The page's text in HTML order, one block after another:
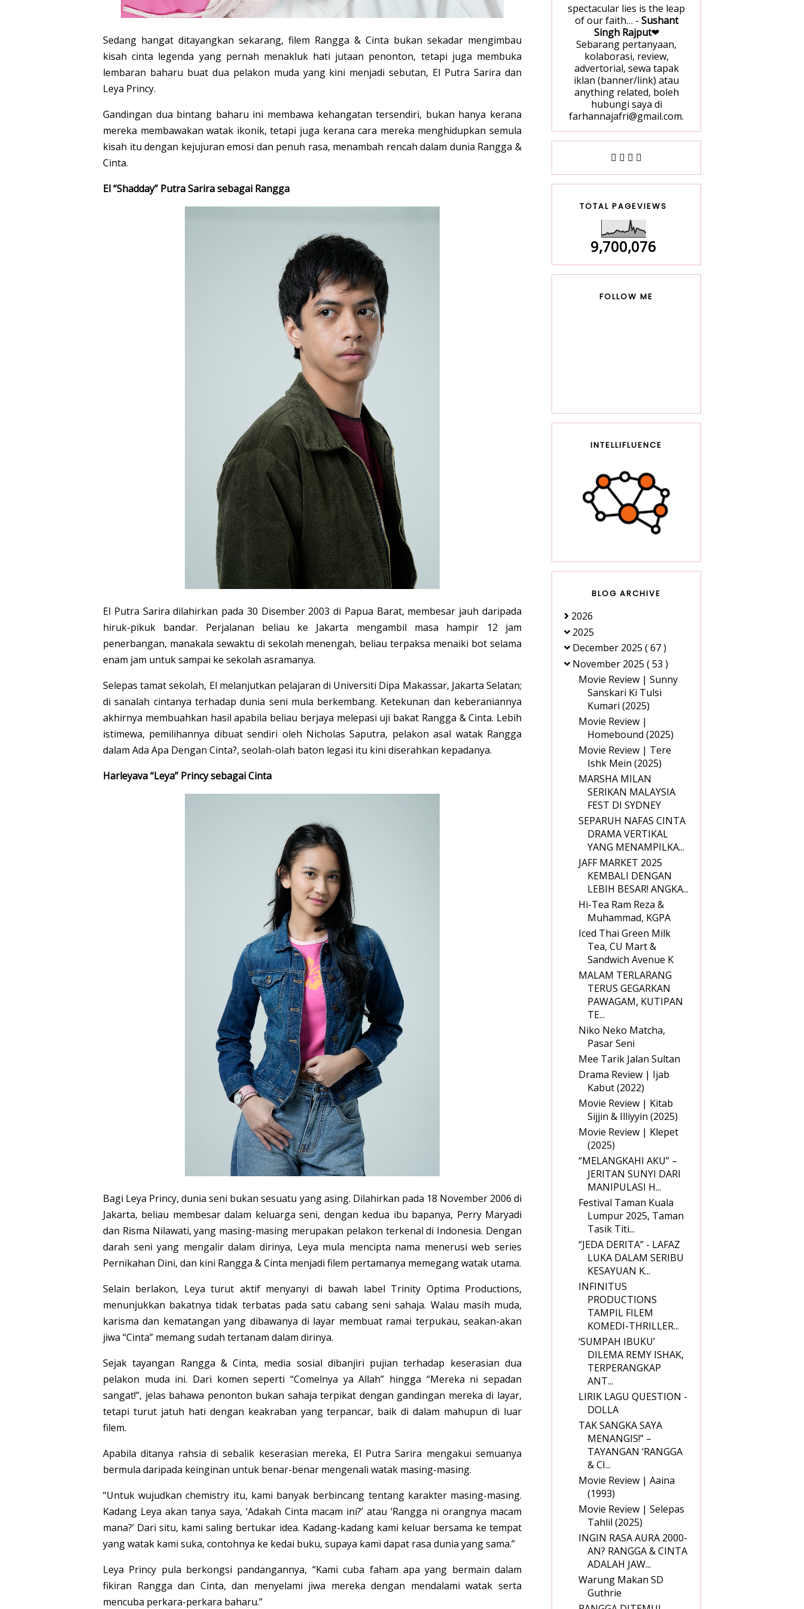
Sedang hangat ditayangkan sekarang, filem Rangga & Cinta bukan sekadar mengimbau
kisah cinta legenda yang pernah menakluk hati jutaan penonton, tetapi juga membuka
lembaran baharu buat dua pelakon muda yang kini menjadi sebutan, El Putra Sarira dan
Leya Princy.
Gandingan dua bintang baharu ini membawa kehangatan tersendiri, bukan hanya kerana
mereka membawakan watak ikonik, tetapi juga kerana cara mereka menghidupkan semula
kisah itu dengan kejujuran emosi dan penuh rasa, menambah rencah dalam dunia Rangga &
Cinta.
El “Shadday” Putra Sarira sebagai Rangga
El Putra Sarira dilahirkan pada 30 Disember 2003 di Papua Barat, membesar jauh daripada
hiruk-pikuk bandar. Perjalanan beliau ke Jakarta mengambil masa hampir 12 jam
penerbangan, manakala sewaktu di sekolah menengah, beliau terpaksa menaiki bot selama
enam jam untuk sampai ke sekolah asramanya.
Selepas tamat sekolah, El melanjutkan pelajaran di Universiti Dipa Makassar, Jakarta Selatan;
di sanalah cintanya terhadap dunia seni mula berkembang. Ketekunan dan keberaniannya
akhirnya membuahkan hasil apabila beliau berjaya melepasi uji bakat Rangga & Cinta. Lebih
istimewa, pemilihannya dibuat sendiri oleh Nicholas Saputra, pelakon asal watak Rangga
dalam Ada Apa Dengan Cinta?, seolah-olah baton legasi itu kini diserahkan kepadanya.
Harleyava “Leya” Princy sebagai Cinta
Bagi Leya Princy, dunia seni bukan sesuatu yang asing. Dilahirkan pada 18 November 2006 di
Jakarta, beliau membesar dalam keluarga seni, dengan kedua ibu bapanya, Perry Maryadi
dan Risma Nilawati, yang masing-masing merupakan pelakon terkenal di Indonesia. Dengan
darah seni yang mengalir dalam dirinya, Leya mula mencipta nama menerusi web series
Pernikahan Dini, dan kini Rangga & Cinta menjadi filem pertamanya memegang watak utama.
Selain berlakon, Leya turut aktif menyanyi di bawah label Trinity Optima Productions,
menunjukkan bakatnya tidak terbatas pada satu cabang seni sahaja. Walau masih muda,
karisma dan kematangan yang dibawanya di layar membuat ramai terpukau, seakan-akan
jiwa “Cinta” memang sudah tertanam dalam dirinya.
Sejak tayangan Rangga & Cinta, media sosial dibanjiri pujian terhadap keserasian dua
pelakon muda ini. Dari komen seperti “Comelnya ya Allah” hingga “Mereka ni sepadan
sangat!”, jelas bahawa penonton bukan sahaja terpikat dengan gandingan mereka di layar,
tetapi turut jatuh hati dengan keakraban yang terpancar, baik di dalam mahupun di luar
filem.
Apabila ditanya rahsia di sebalik keserasian mereka, El Putra Sarira mengakui semuanya
bermula daripada keinginan untuk benar-benar mengenali watak masing-masing.
“Untuk wujudkan chemistry itu, kami banyak berbincang tentang karakter masing-masing.
Kadang Leya akan tanya saya, ‘Adakah Cinta macam ini?’ atau ‘Rangga ni orangnya macam
mana?’ Dari situ, kami saling bertukar idea. Kadang-kadang kami keluar bersama ke tempat
yang watak kami suka, contohnya ke kedai buku, supaya kami dapat rasa dunia yang sama.”
Leya Princy pula berkongsi pandangannya, “Kami cuba faham apa yang bermain dalam
fikiran Rangga dan Cinta, dan menyelami jiwa mereka dengan mendalami watak serta
mencuba perkara-perkara baharu.”
spectacular lies is the leap
of our faith… - Sushant
Singh Rajput❤
Sebarang pertanyaan,
kolaborasi, review,
advertorial, sewa tapak
iklan (banner/link) atau
anything related, boleh
hubungi saya di
farhannajafri@gmail.com.
TOTAL PAGEVIEWS
9,700,076
FOLLOW ME
INTELLIFLUENCE
BLOG ARCHIVE
2026
2025
December 2025 ( 67 )
November 2025 ( 53 )
Movie Review | Sunny
Sanskari Ki Tulsi
Kumari (2025)
Movie Review |
Homebound (2025)
Movie Review | Tere
Ishk Mein (2025)
MARSHA MILAN
SERIKAN MALAYSIA
FEST DI SYDNEY
SEPARUH NAFAS CINTA
DRAMA VERTIKAL
YANG MENAMPILKA...
JAFF MARKET 2025
KEMBALI DENGAN
LEBIH BESAR! ANGKA...
Hi-Tea Ram Reza &
Muhammad, KGPA
Iced Thai Green Milk
Tea, CU Mart &
Sandwich Avenue K
MALAM TERLARANG
TERUS GEGARKAN
PAWAGAM, KUTIPAN
TE...
Niko Neko Matcha,
Pasar Seni
Mee Tarik Jalan Sultan
Drama Review | Ijab
Kabut (2022)
Movie Review | Kitab
Sijjin & Illiyyin (2025)
Movie Review | Klepet
(2025)
“MELANGKAHI AKU” –
JERITAN SUNYI DARI
MANIPULASI H...
Festival Taman Kuala
Lumpur 2025, Taman
Tasik Titi...
“JEDA DERITA” - LAFAZ
LUKA DALAM SERIBU
KESAYUAN K...
INFINITUS
PRODUCTIONS
TAMPIL FILEM
KOMEDI-THRILLER...
‘SUMPAH IBUKU’
DILEMA REMY ISHAK,
TERPERANGKAP
ANT...
LIRIK LAGU QUESTION -
DOLLA
TAK SANGKA SAYA
MENANGIS!” –
TAYANGAN ‘RANGGA
& CI...
Movie Review | Aaina
(1993)
Movie Review | Selepas
Tahlil (2025)
INGIN RASA AURA 2000-
AN? RANGGA & CINTA
ADALAH JAW...
Warung Makan SD
Guthrie